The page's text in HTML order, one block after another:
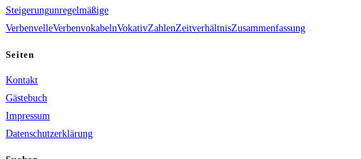
Steigerungunregelmäßige
VerbenvelleVerbenvokabelnVokativZahlenZeitverhältnisZusammenfassung
Seiten
Kontakt
Gästebuch
Impressum
Datenschutzerklärung